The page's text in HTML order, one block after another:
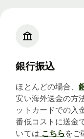
銀行振込
ほとんどの場合、
安い海外送金の方
ットカードでの入
番低コストに送金
いては こちら をご